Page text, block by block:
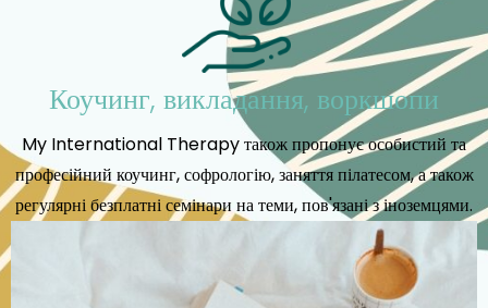
Коучинг, викладання, воркшопи
My International Therapy також пропонує особистий та
професійний коучинг, софрологію, заняття пілатесом, а також
регулярні безплатні семінари на теми, пов'язані з іноземцями.
Перегляньте наші майбутні семінари